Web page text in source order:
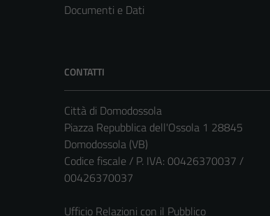
Documenti e Dati
CONTATTI
Città di Domodossola
Piazza Repubblica dell'Ossola 1 28845
Domodossola (VB)
Codice fiscale / P. IVA: 00426370037 /
00426370037
Ufficio Relazioni con il Pubblico